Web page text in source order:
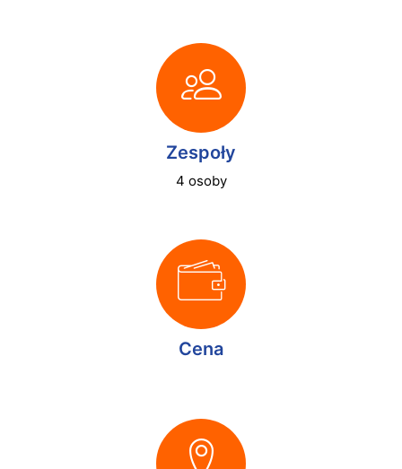
Zespoły
4 osoby
Cena